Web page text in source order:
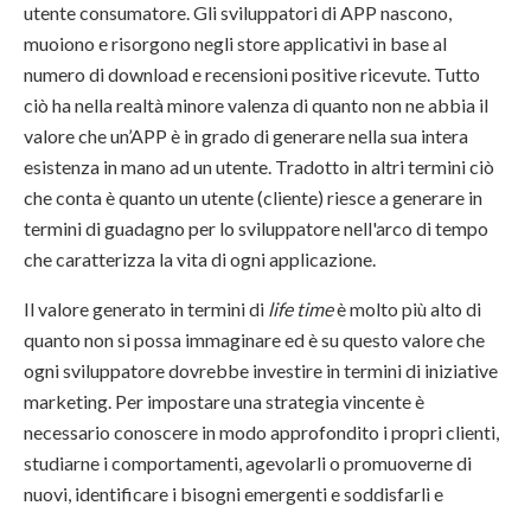
utente consumatore. Gli sviluppatori di APP nascono,
muoiono e risorgono negli store applicativi in base al
numero di download e recensioni positive ricevute. Tutto
ciò ha nella realtà minore valenza di quanto non ne abbia il
valore che un’APP è in grado di generare nella sua intera
esistenza in mano ad un utente. Tradotto in altri termini ciò
che conta è quanto un utente (cliente) riesce a generare in
termini di guadagno per lo sviluppatore nell'arco di tempo
che caratterizza la vita di ogni applicazione.
Il valore generato in termini di life timeè molto più alto di
quanto non si possa immaginare ed è su questo valore che
ogni sviluppatore dovrebbe investire in termini di iniziative
marketing. Per impostare una strategia vincente è
necessario conoscere in modo approfondito i propri clienti,
studiarne i comportamenti, agevolarli o promuoverne di
nuovi, identificare i bisogni emergenti e soddisfarli e